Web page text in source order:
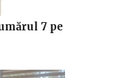
7 pe